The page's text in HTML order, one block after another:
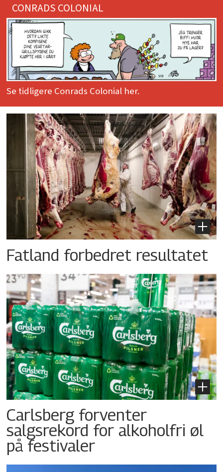
CONRADS COLONIAL
Se tidligere Conrads Colonial her.
Fatland forbedret resultatet
Carlsberg forventer
salgsrekord for alkoholfri øl
på festivaler